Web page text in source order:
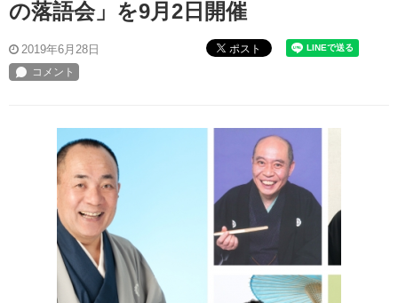
の落語会」を9月2日開催
2019年6月28日 ポスト